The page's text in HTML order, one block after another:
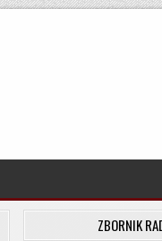
ZBORNIK